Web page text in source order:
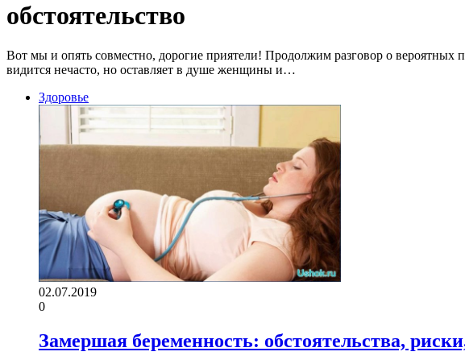
обстоятельство
Вот мы и опять совместно, дорогие приятели! Продолжим разговор о вероятных
видится нечасто, но оставляет в душе женщины и…
Здоровье
02.07.2019
0
Замершая беременность: обстоятельства,